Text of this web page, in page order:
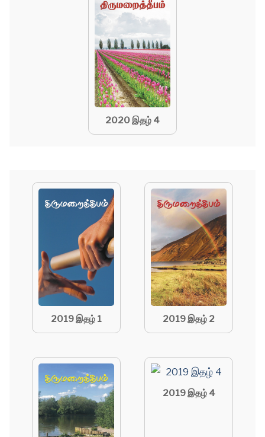
2020 இதழ் 4
2019 இதழ் 1 2019 இதழ் 2
2019 இதழ் 4